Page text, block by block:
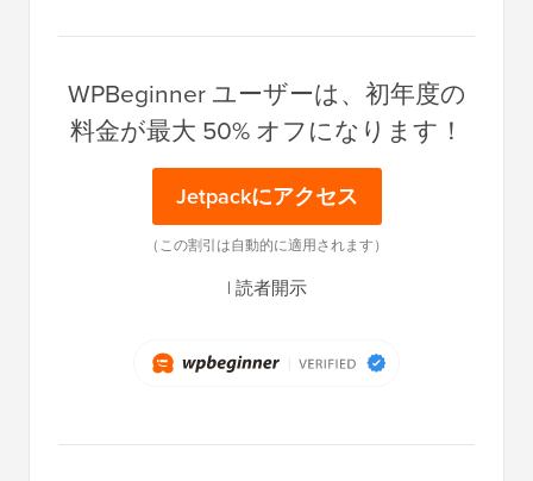
WPBeginner ユーザーは、初年度の
料金が最大 50% オフになります！
Jetpackにアクセス
（この割引は自動的に適用されます）
| 読者開示